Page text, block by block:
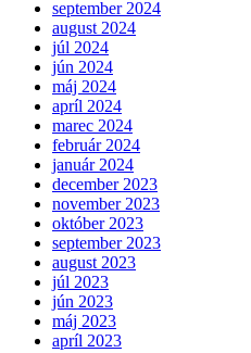
september 2024
august 2024
júl 2024
jún 2024
máj 2024
apríl 2024
marec 2024
február 2024
január 2024
december 2023
november 2023
október 2023
september 2023
august 2023
júl 2023
jún 2023
máj 2023
apríl 2023